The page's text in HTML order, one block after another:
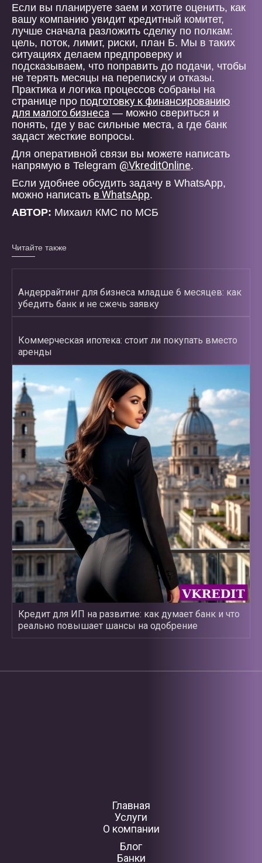
Если вы планируете заем и хотите оценить, как
вашу компанию увидит кредитный комитет,
лучше сначала разложить сделку по полкам:
цель, поток, лимит, риски, план Б. Мы в таких
ситуациях делаем предпроверку и
подсказываем, что поправить до подачи, чтобы
не терять месяцы на переписку и отказы.
Практика и логика процессов собраны на
странице про подготовку к финансированию
для малого бизнеса — можно свериться и
понять, где у вас сильные места, а где банк
задаст жесткие вопросы.
Для оперативной связи вы можете написать
напрямую в Telegram @VkreditOnline.
Если удобнее обсудить задачу в WhatsApp,
можно написать в WhatsApp.
АВТОР: Михаил КМС по МСБ
Читайте также
Андеррайтинг для бизнеса младше 6 месяцев: как
убедить банк и не сжечь заявку
Коммерческая ипотека: стоит ли покупать вместо
аренды
Кредит для ИП на развитие: как думает банк и что
реально повышает шансы на одобрение
Главная
Услуги
О компании
Блог
Банки